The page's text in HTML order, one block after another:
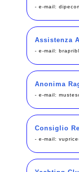
- e-mail:
Assistenza
- e-mail:
Anonima
- e-mail:
Consiglio
- e-mail: